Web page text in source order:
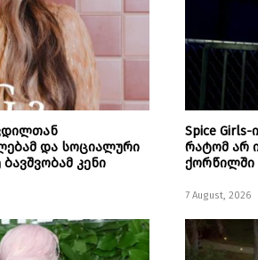
და სოციალური
კენი
Spice
რატომ არ
ქორწილში
7 August, 2026